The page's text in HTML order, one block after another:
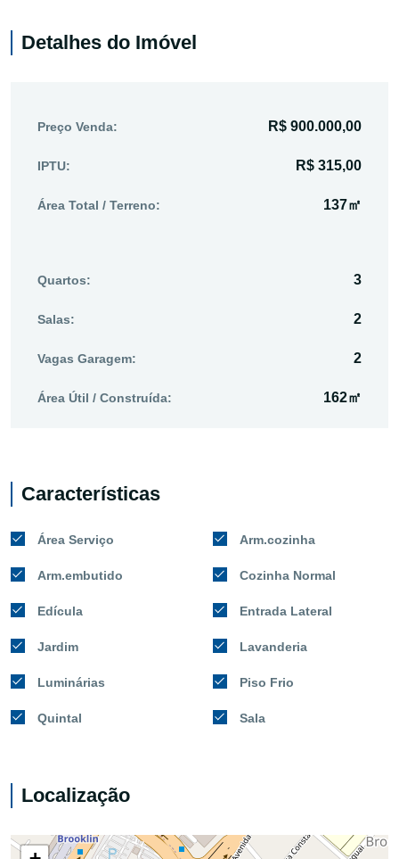
Detalhes do Imóvel
Preço Venda: R$ 900.000,00
IPTU: R$ 315,00
Área Total / Terreno: 137㎡
Quartos: 3
Salas: 2
Vagas Garagem: 2
Área Útil / Construída: 162㎡
Características
Área Serviço Arm.cozinha
Arm.embutido Cozinha Normal
Edícula Entrada Lateral
Jardim Lavanderia
Luminárias Piso Frio
Quintal Sala
Localização